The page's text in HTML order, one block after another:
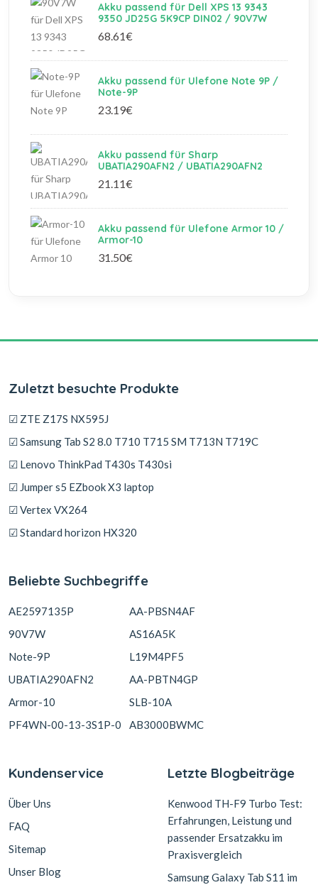
Akku passend für Dell XPS 13 9343
9350 JD25G 5K9CP DIN02 / 90V7W
68.61€
Akku passend für Ulefone Note 9P /
Note-9P
23.19€
Akku passend für Sharp
UBATIA290AFN2 / UBATIA290AFN2
21.11€
Akku passend für Ulefone Armor 10 /
Armor-10
31.50€
Zuletzt besuchte Produkte
☑ ZTE Z17S NX595J
☑ Samsung Tab S2 8.0 T710 T715 SM T713N T719C
☑ Lenovo ThinkPad T430s T430si
☑ Jumper s5 EZbook X3 laptop
☑ Vertex VX264
☑ Standard horizon HX320
Beliebte Suchbegriffe
AE2597135P
90V7W
Note-9P
UBATIA290AFN2
Armor-10
PF4WN-00-13-3S1P-0
AA-PBSN4AF
AS16A5K
L19M4PF5
AA-PBTN4GP
SLB-10A
AB3000BWMC
Kundenservice
Über Uns
FAQ
Sitemap
Unser Blog
Letzte Blogbeiträge
Kenwood TH-F9 Turbo Test:
Erfahrungen, Leistung und
passender Ersatzakku im
Praxisvergleich
Samsung Galaxy Tab S11 im